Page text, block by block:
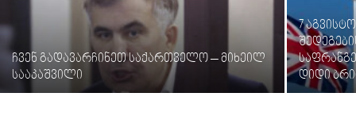
ჩვენ გადავარჩინეთ საქართველო – მიხეილ
სააკაშვილი
7
დიდი